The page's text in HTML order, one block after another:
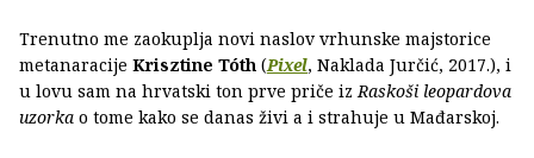
Trenutno me zaokuplja novi naslov vrhunske majstorice
metanaracije Krisztine Tóth (Pixel, Naklada Jurčić, 2017.), i
u lovu sam na hrvatski ton prve priče iz Raskoši leopardova
uzorka o tome kako se danas živi a i strahuje u Mađarskoj.